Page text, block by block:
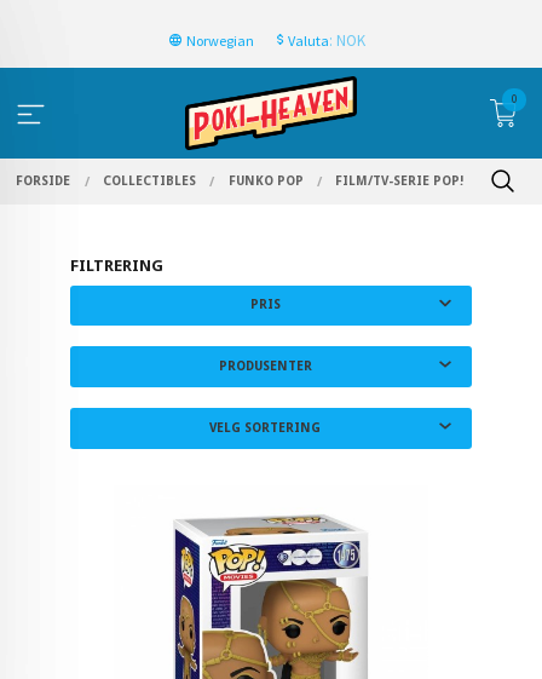
Norwegian Valuta: NOK
0
FORSIDE COLLECTIBLES FUNKO POP FILM/TV-SERIE POP!
FILTRERING
PRIS
PRODUSENTER
VELG SORTERING